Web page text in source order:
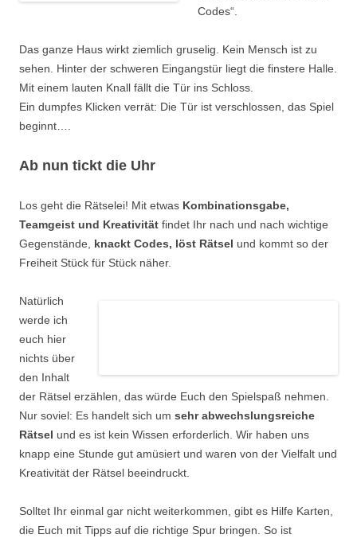
Codes“.
Das ganze Haus wirkt ziemlich gruselig. Kein Mensch ist zu
sehen. Hinter der schweren Eingangstür liegt die finstere Halle.
Mit einem lauten Knall fällt die Tür ins Schloss.
Ein dumpfes Klicken verrät: Die Tür ist verschlossen, das Spiel
beginnt….
Ab nun tickt die Uhr
Los geht die Rätselei! Mit etwas Kombinationsgabe,
Teamgeist und Kreativität findet Ihr nach und nach wichtige
Gegenstände, knackt Codes, löst Rätsel und kommt so der
Freiheit Stück für Stück näher.
Natürlich
werde ich
euch hier
nichts über
den Inhalt
der Rätsel erzählen, das würde Euch den Spielspaß nehmen.
Nur soviel: Es handelt sich um sehr abwechslungsreiche
Rätsel und es ist kein Wissen erforderlich. Wir haben uns
knapp eine Stunde gut amüsiert und waren von der Vielfalt und
Kreativität der Rätsel beeindruckt.
Solltet Ihr einmal gar nicht weiterkommen, gibt es Hilfe Karten,
die Euch mit Tipps auf die richtige Spur bringen. So ist